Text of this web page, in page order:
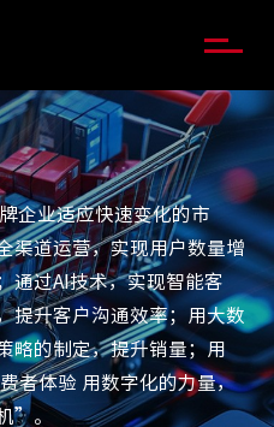
企业适应快速变化的市
渠道运营，实现用户数量增
通过AI技术，实现智能客
提升客户沟通效率；用大数
略的制定，提升销量；用
者体验 用数字化的力量，
”。